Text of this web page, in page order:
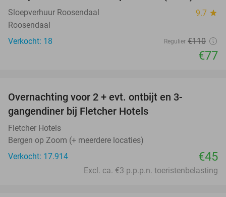
Sloepverhuur Roosendaal 9.7 star
Roosendaal
Verkocht: 18
Regulier €110
€77
Overnachting voor 2 + evt. ontbijt en 3-
gangendiner bij Fletcher Hotels
Fletcher Hotels
Bergen op Zoom (+ meerdere locaties)
Verkocht: 17.914
€45
Excl. ca. €3 p.p.p.n. toeristenbelasting